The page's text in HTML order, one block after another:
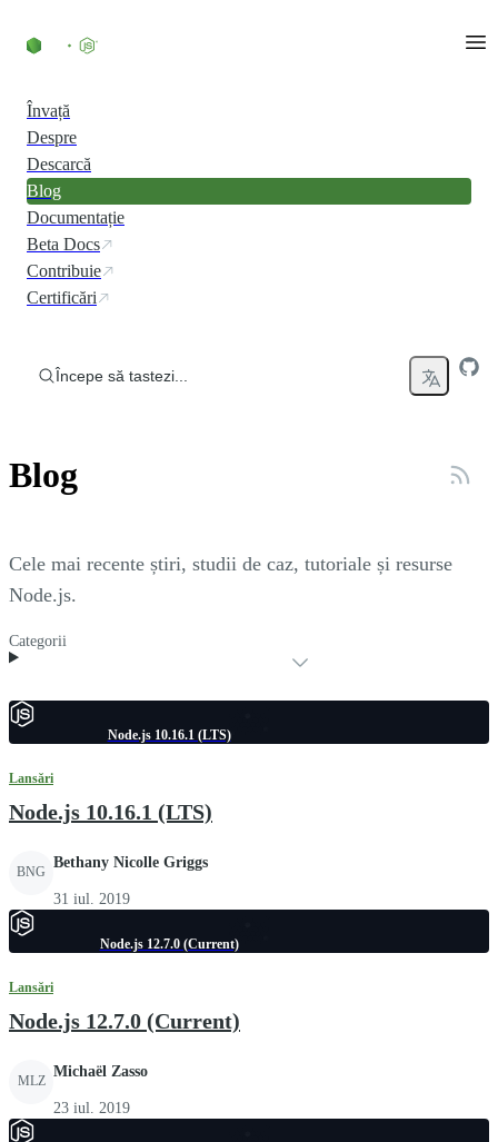
Învață
Despre
Descarcă
Blog
Documentație
Beta Docs
Contribuie
Certificări
Începe să tastezi...
Blog
Cele mai recente știri, studii de caz, tutoriale și resurse
Node.js.
Categorii
Node.js 10.16.1 (LTS)
Lansări
Node.js 10.16.1 (LTS)
BNG
Bethany Nicolle Griggs
31 iul. 2019
Node.js 12.7.0 (Current)
Lansări
Node.js 12.7.0 (Current)
MLZ
Michaël Zasso
23 iul. 2019